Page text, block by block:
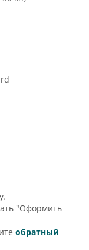
"Оформить
обратный